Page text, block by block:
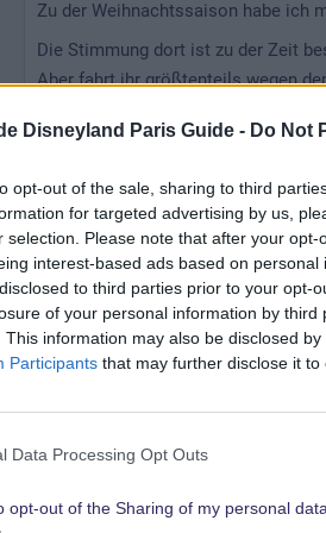
Disneyland Paris Guide - Do Not
opt-out of the sale, sharing to third
for targeted advertising by us,
selection. Please note that after your
interest-based ads based on
to third parties prior to your opt-
of your personal information by third
This information may also be disclosed
Participants that may further disclose it to
Data Processing Opt Outs
opt-out of the Sharing of my personal data.
Zu der Weihnachtssaison habe ich
Die Stimmung dort ist zu der Zeit
Aber fahrt ihr größtenteils wegen
Ich kann mir vorstellen,dass man
Klar, zu jeder Jahrenzeit gibt es
Fahrgeschäfte besuchen und vor
Die Wartezeiten im Winter sind
Ich bin schon traurig den
Brauche mal ein bissl
Man möchte ja so viel Zeit wie
Versteht ihr was ich meine?
Hoffe schon. :tresbon:
Weihnachten im DLP ist so
Halloween/Weihnachten